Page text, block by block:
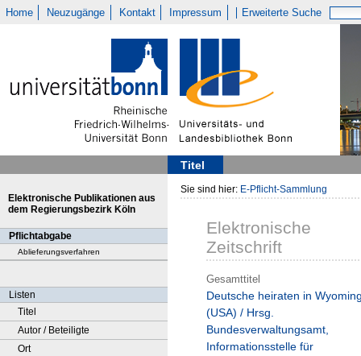
Home Neuzugänge Kontakt Impressum Erweiterte Suche
Titel
Elektronische Publikationen aus
dem Regierungsbezirk Köln
Pflichtabgabe
Ablieferungsverfahren
Listen
Titel
Autor / Beteiligte
Ort
Sie sind hier: E-Pflicht-Sammlung
Elektronische
Zeitschrift
Gesamttitel
Deutsche heiraten in
(USA) / Hrsg.
Bundesverwaltungsamt,
Informationsstelle für